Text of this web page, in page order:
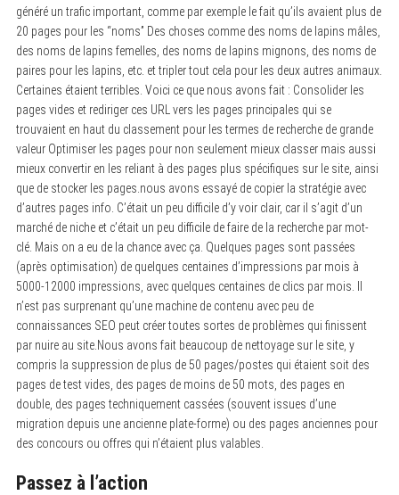
généré un trafic important, comme par exemple le fait qu’ils avaient plus de
20 pages pour les “noms” Des choses comme des noms de lapins mâles,
des noms de lapins femelles, des noms de lapins mignons, des noms de
paires pour les lapins, etc. et tripler tout cela pour les deux autres animaux.
Certaines étaient terribles. Voici ce que nous avons fait : Consolider les
pages vides et rediriger ces URL vers les pages principales qui se
trouvaient en haut du classement pour les termes de recherche de grande
valeur Optimiser les pages pour non seulement mieux classer mais aussi
mieux convertir en les reliant à des pages plus spécifiques sur le site, ainsi
que de stocker les pages.nous avons essayé de copier la stratégie avec
d’autres pages info. C’était un peu difficile d’y voir clair, car il s’agit d’un
marché de niche et c’était un peu difficile de faire de la recherche par mot-
clé. Mais on a eu de la chance avec ça. Quelques pages sont passées
(après optimisation) de quelques centaines d’impressions par mois à
5000-12000 impressions, avec quelques centaines de clics par mois. Il
n’est pas surprenant qu’une machine de contenu avec peu de
connaissances SEO peut créer toutes sortes de problèmes qui finissent
par nuire au site.Nous avons fait beaucoup de nettoyage sur le site, y
compris la suppression de plus de 50 pages/postes qui étaient soit des
pages de test vides, des pages de moins de 50 mots, des pages en
double, des pages techniquement cassées (souvent issues d’une
migration depuis une ancienne plate-forme) ou des pages anciennes pour
des concours ou offres qui n’étaient plus valables.
Passez à l’action